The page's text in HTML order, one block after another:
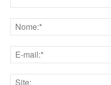
mail:*